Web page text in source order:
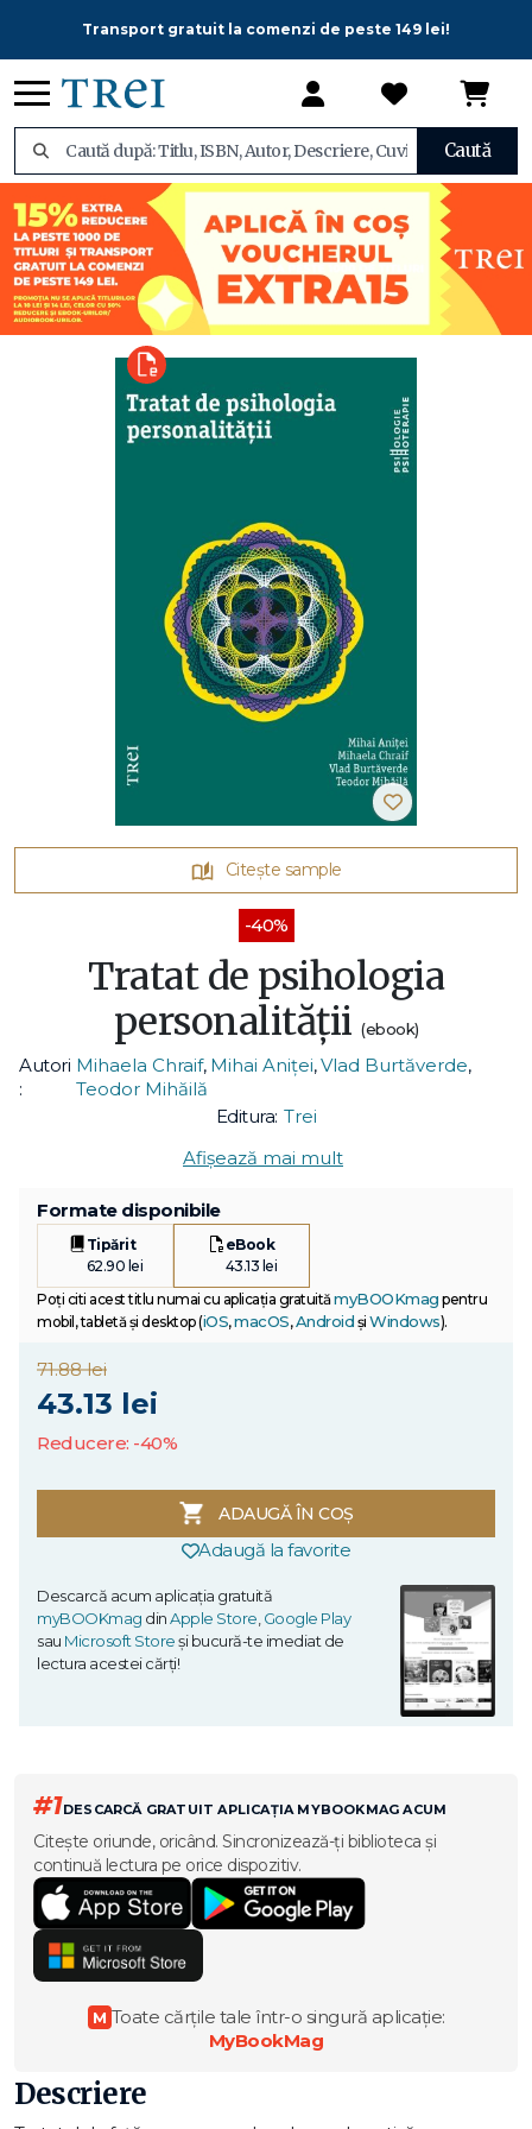
Transport gratuit la comenzi de peste 149 lei!
Caută
Citește sample
-40%
Tratat de psihologia
personalității (ebook)
Autori
:
Mihaela Chraif, Mihai Aniței,Vlad Burtăverde,
Teodor Mihăilă
Editura: Trei
Afișează mai mult
Formate disponibile
Tipărit
62.90 lei
eBook
43.13 lei
Poți citi acest titlu numai cu aplicația gratuitămyBOOKmag pentru
mobil, tabletă și desktop (iOS,macOS,Android și Windows).
71.88 lei
43.13 lei
Reducere: -40%
ADAUGĂ ÎN COȘ
Adaugă la favorite
Descarcă acum aplicația gratuită
myBOOKmag dinApple Store,Google Play
sau Microsoft Storeși bucură-te imediat de
lectura acestei cărți!
#1DESCARCĂ GRATUIT APLICAȚIA MYBOOKMAG ACUM
Citește oriunde, oricând. Sincronizează-ți biblioteca și
continuă lectura pe orice dispozitiv.
M Toate cărțile tale într-o singură aplicație:
MyBookMag
Descriere